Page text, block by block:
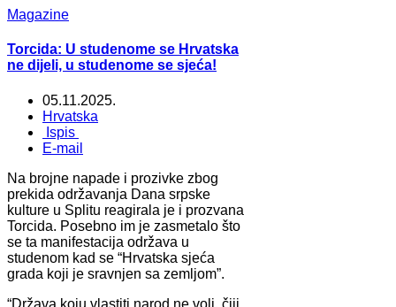
Magazine
Torcida: U studenome se Hrvatska
ne dijeli, u studenome se sjeća!
05.11.2025.
Hrvatska
Ispis
E-mail
Na brojne napade i prozivke zbog
prekida održavanja Dana srpske
kulture u Splitu reagirala je i prozvana
Torcida. Posebno im je zasmetalo što
se ta manifestacija održava u
studenom kad se “Hrvatska sjeća
grada koji je sravnjen sa zemljom”.
“Država koju vlastiti narod ne voli, čiji